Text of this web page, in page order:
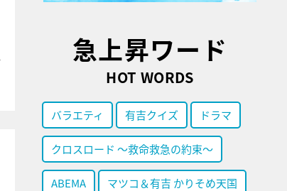
急上昇ワード
HOT WORDS
バラエティ 有吉クイズ ドラマ
クロスロード ～救命救急の約束～
ABEMA マツコ＆有吉 かりそめ天国